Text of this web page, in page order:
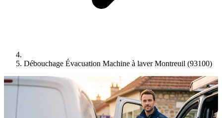
Débouchage Évacuation Machine à laver Montreuil (93100)